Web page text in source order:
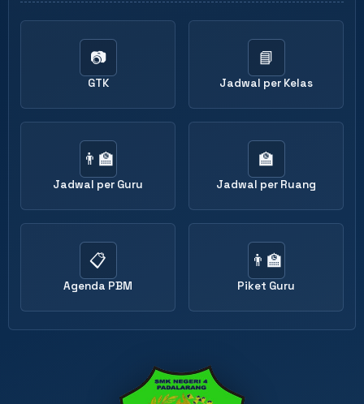
📷
GTK
📘
Jadwal per Kelas
👨‍🏫
Jadwal per Guru
🏫
Jadwal per Ruang
📋
Agenda PBM
👨‍🏫
Piket Guru